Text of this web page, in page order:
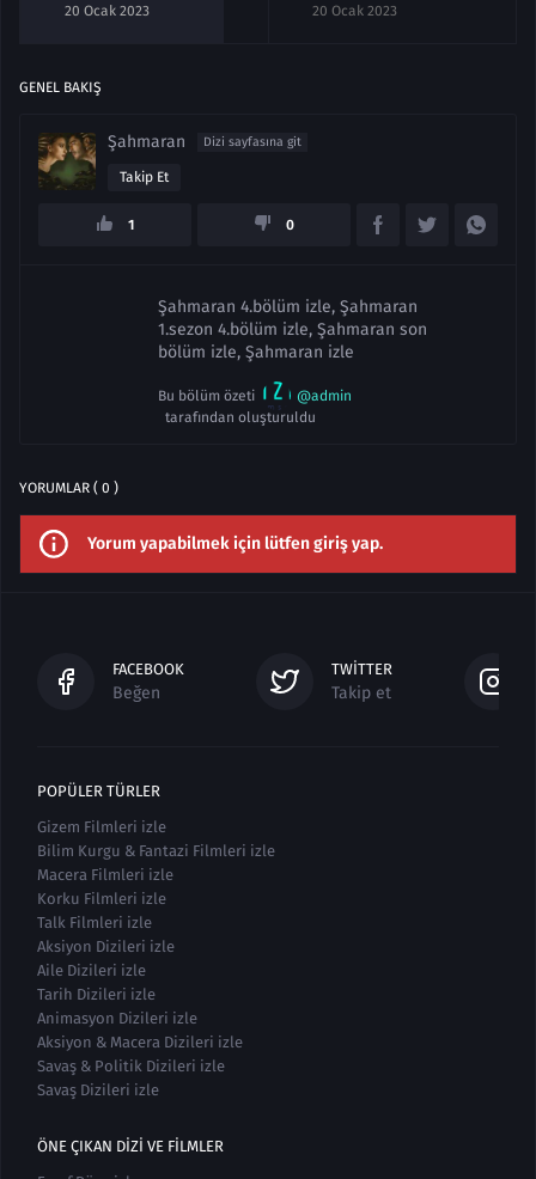
20 Ocak 2023
20 Ocak 2023
GENEL BAKIŞ
Şahmaran Dizi sayfasına git
Takip Et
1 0
Şahmaran 4.bölüm izle, Şahmaran
1.sezon 4.bölüm izle, Şahmaran son
bölüm izle, Şahmaran izle
Bu bölüm özeti
@admin
tarafından oluşturuldu
YORUMLAR ( 0 )
Yorum yapabilmek için lütfen giriş yap.
FACEBOOK
Beğen
TWITTER
Takip et
POPÜLER TÜRLER
Gizem Filmleri izle
Bilim Kurgu & Fantazi Filmleri izle
Macera Filmleri izle
Korku Filmleri izle
Talk Filmleri izle
Aksiyon Dizileri izle
Aile Dizileri izle
Tarih Dizileri izle
Animasyon Dizileri izle
Aksiyon & Macera Dizileri izle
Savaş & Politik Dizileri izle
Savaş Dizileri izle
ÖNE ÇIKAN DIZI VE FILMLER